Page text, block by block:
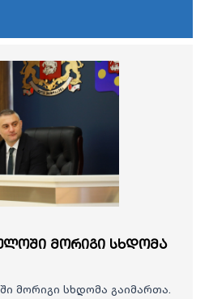
მორიგი სხდომა
მორიგი სხდომა გაიმართა.